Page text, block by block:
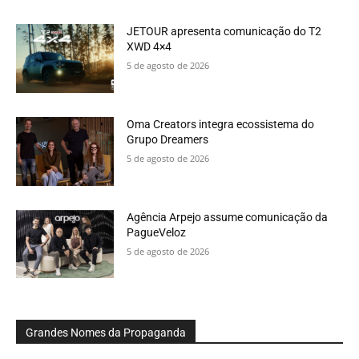
JETOUR apresenta comunicação do T2
XWD 4×4
5 de agosto de 2026
Oma Creators integra ecossistema do
Grupo Dreamers
5 de agosto de 2026
Agência Arpejo assume comunicação da
PagueVeloz
5 de agosto de 2026
Grandes Nomes da Propaganda